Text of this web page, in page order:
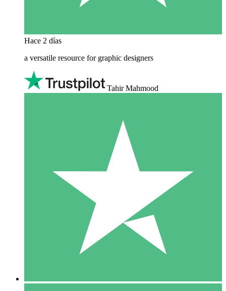
Hace 2 días
a versatile resource for graphic designers
Tahir Mahmood